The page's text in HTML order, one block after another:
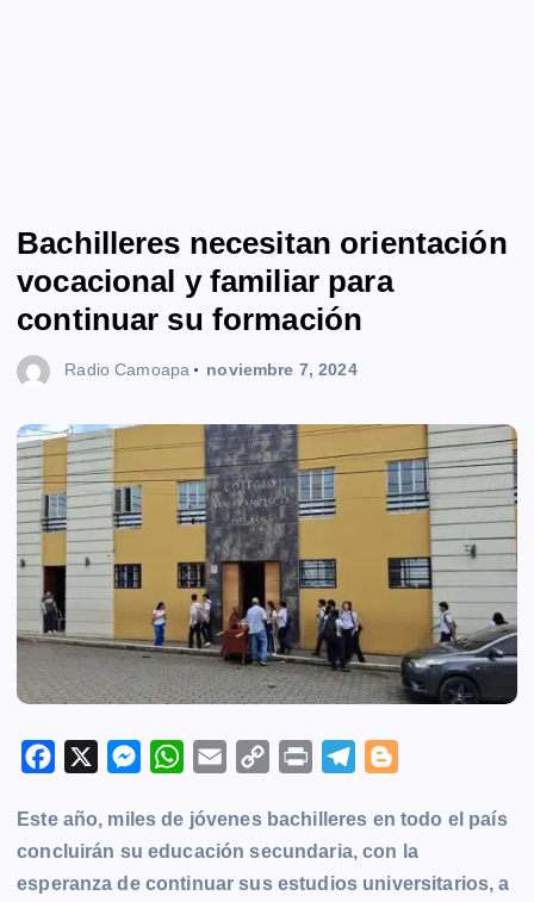
Bachilleres necesitan orientación
vocacional y familiar para
continuar su formación
Radio Camoapa noviembre 7, 2024
c
e
b
M
s
s
e
W
a
t
s
a
i
l
C
p
y
L
i
n
t
l
e
g
o
g
g
Este año, miles de jóvenes bachilleres en todo el país
concluirán su educación secundaria, con la
esperanza de continuar sus estudios universitarios, a